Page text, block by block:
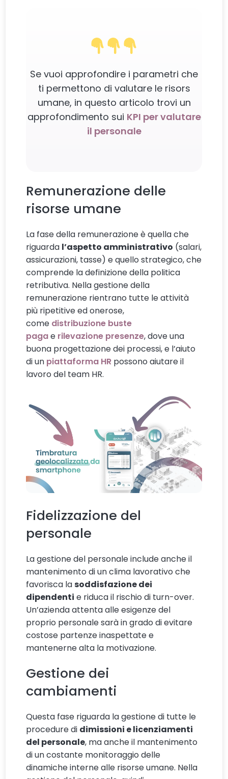
Se vuoi approfondire i parametri che
ti permettono di valutare le risors
umane, in questo articolo trovi un
approfondimento sui KPI per valutare
il personale
Remunerazione delle
risorse umane
La fase della remunerazione è quella che
riguarda l’aspetto amministrativo (salari,
assicurazioni, tasse) e quello strategico, che
comprende la definizione della politica
retributiva. Nella gestione della
remunerazione rientrano tutte le attività
più ripetitive ed onerose,
come distribuzione buste
pagae rilevazione presenze, dove una
buona progettazione dei processi, e l’aiuto
di un piattaforma HR possono aiutare il
lavoro del team HR.
Fidelizzazione del
personale
La gestione del personale include anche il
mantenimento di un clima lavorativo che
favorisca lasoddisfazione dei
dipendenti e riduca il rischio di turn-over.
Un’azienda attenta alle esigenze del
proprio personale sarà in grado di evitare
costose partenze inaspettate e
mantenerne alta la motivazione.
Gestione dei
cambiamenti
Questa fase riguarda la gestione di tutte le
procedure di dimissioni e licenziamenti
del personale, ma anche il mantenimento
di un costante monitoraggio delle
dinamiche interne alle risorse umane. Nella